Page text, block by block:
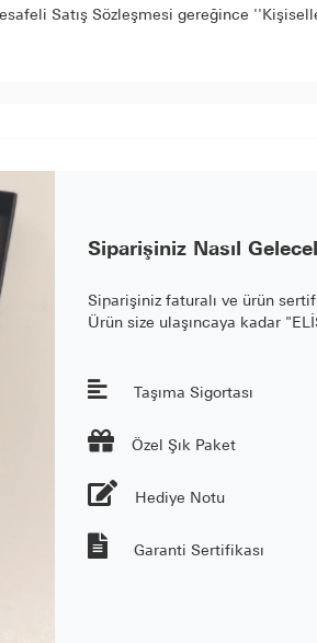
Satış Sözleşmesi gereğince
Siparişiniz Nasıl
Siparişiniz faturalı ve ürün
Ürün size ulaşıncaya kadar
Taşıma Sigortası
 Özel Şık Paket
Hediye Notu
Garanti Sertifikası